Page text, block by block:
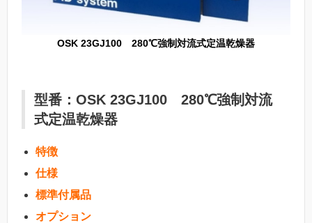
OSK 23GJ100 280℃強制対流式定温乾燥器
型番：OSK 23GJ100 280℃強制対流
式定温乾燥器
特徴
仕様
標準付属品
オプション